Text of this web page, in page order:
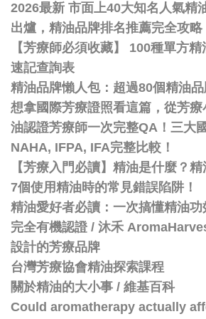
2026最新 市面上40大知名人氣精
出爐，精油品牌排名推薦完全攻略
【芳療師必須收藏】 100種單方
速記查詢表
精油品牌懶人包：超過80個精油
想拿國際芳療證照看這篇，從芳
油認證芳療師一次完整QA！三大
NAHA, IFPA, IFA完整比較！
【芳療入門必讀】精油是什麼？
7個使用精油時的常見錯誤陷阱！
精油愛好者必讀：一次搞懂精油
完全有機認證 / 沐禾
設計的芳療品牌
台灣芳療協會精油探索課程
關於精油的大小事 / 維基百科
Could aromatherapy actually